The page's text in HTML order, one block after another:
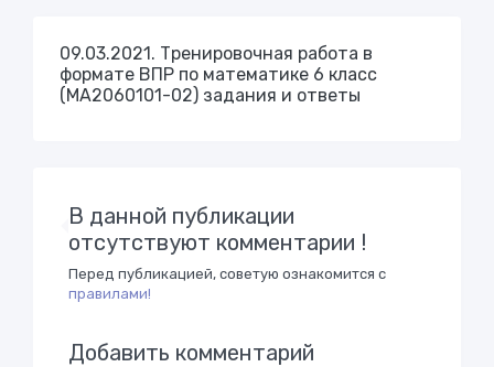
09.03.2021. Тренировочная работа в
формате ВПР по математике 6 класс
(МА2060101-02) задания и ответы
В данной публикации
отсутствуют комментарии !
Перед публикацией, советую ознакомится с
правилами!
Добавить комментарий